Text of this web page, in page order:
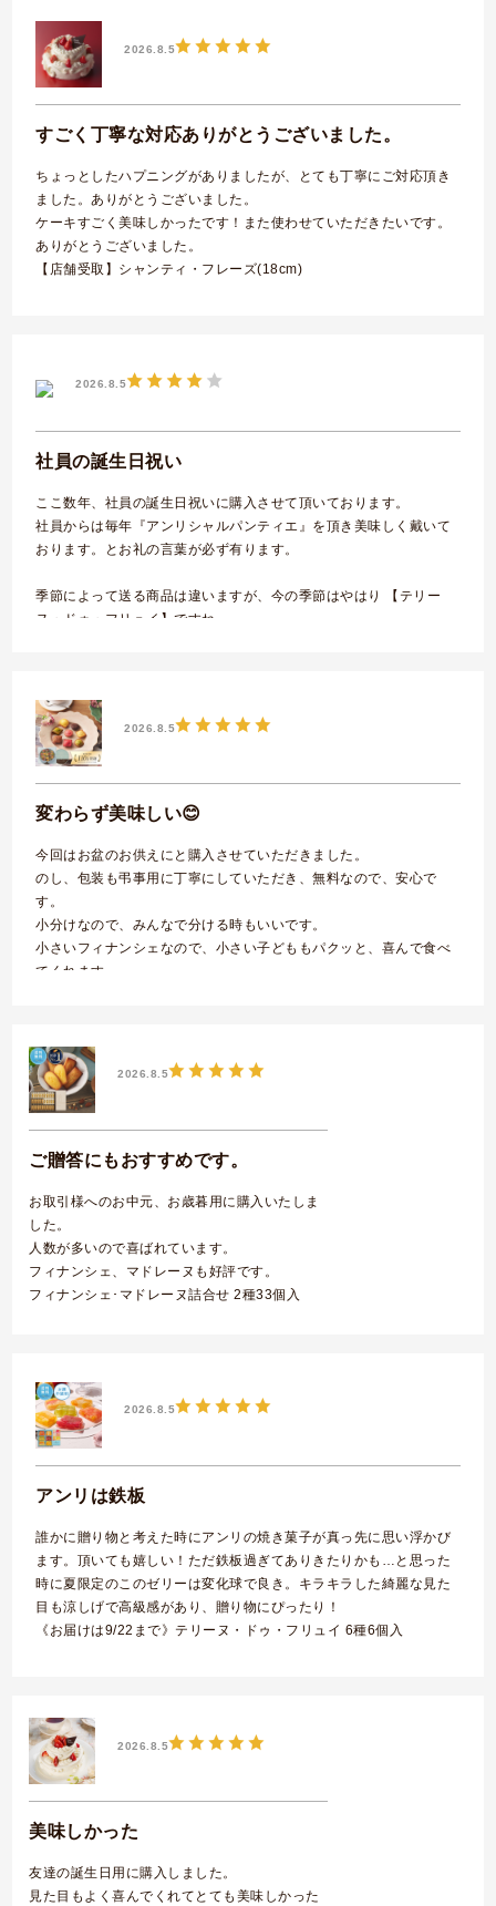
2026.8.5
すごく丁寧な対応ありがとうございました。
ちょっとしたハプニングがありましたが、とても丁寧にご対応頂き
ました。ありがとうございました。
ケーキすごく美味しかったです！また使わせていただきたいです。
ありがとうございました。
【店舗受取】シャンティ・フレーズ(18cm)
2026.8.5
社員の誕生日祝い
ここ数年、社員の誕生日祝いに購入させて頂いております。
社員からは毎年『アンリシャルパンティエ』を頂き美味しく戴いて
おります。とお礼の言葉が必ず有ります。
季節によって送る商品は違いますが、今の季節はやはり 【テリー
ヌ・ドゥ・フリュイ】ですね。
今後とも宜しくお願い致します。
ショップレビュー
2026.8.5
変わらず美味しい😊
今回はお盆のお供えにと購入させていただきました。
のし、包装も弔事用に丁寧にしていただき、無料なので、安心で
す。
小分けなので、みんなで分ける時もいいです。
小さいフィナンシェなので、小さい子どももパクッと、喜んで食べ
てくれます。
2026.8.5
ご贈答にもおすすめです。
お取引様へのお中元、お歳暮用に購入いたしま
した。
人数が多いので喜ばれています。
フィナンシェ、マドレーヌも好評です。
フィナンシェ･マドレーヌ詰合せ 2種33個入
2026.8.5
アンリは鉄板
誰かに贈り物と考えた時にアンリの焼き菓子が真っ先に思い浮かび
ます。頂いても嬉しい！ただ鉄板過ぎてありきたりかも…と思った
時に夏限定のこのゼリーは変化球で良き。キラキラした綺麗な見た
目も涼しげで高級感があり、贈り物にぴったり！
《お届けは9/22まで》テリーヌ・ドゥ・フリュイ 6種6個入
2026.8.5
美味しかった
友達の誕生日用に購入しました。
見た目もよく喜んでくれてとても美味しかった